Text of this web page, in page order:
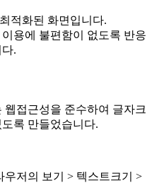
적화된 화면입니다.
용에 불편함이 없도록 반응
.
접근성을 준수하여 글자크
록 만들었습니다.
저의 보기 > 텍스트크기 >